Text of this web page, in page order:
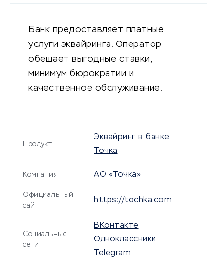
Банк предоставляет платные
услуги эквайринга. Оператор
обещает выгодные ставки,
минимум бюрократии и
качественное обслуживание.
Продукт
Эквайринг в банке
Точка
Компания АО «Точка»
Официальный
сайт
https://tochka.com
Социальные
сети
ВКонтакте
Одноклассники
Telegram